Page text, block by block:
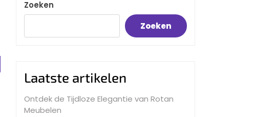
Zoeken
Zoeken
Laatste artikelen
Ontdek de Tijdloze Elegantie van Rotan
Meubelen